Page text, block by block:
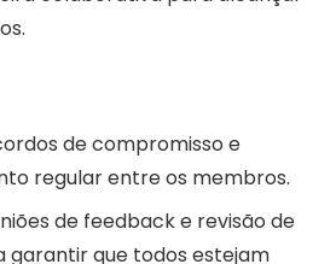
de compromisso e
regular entre os membros.
de feedback e revisão de
garantir que todos estejam